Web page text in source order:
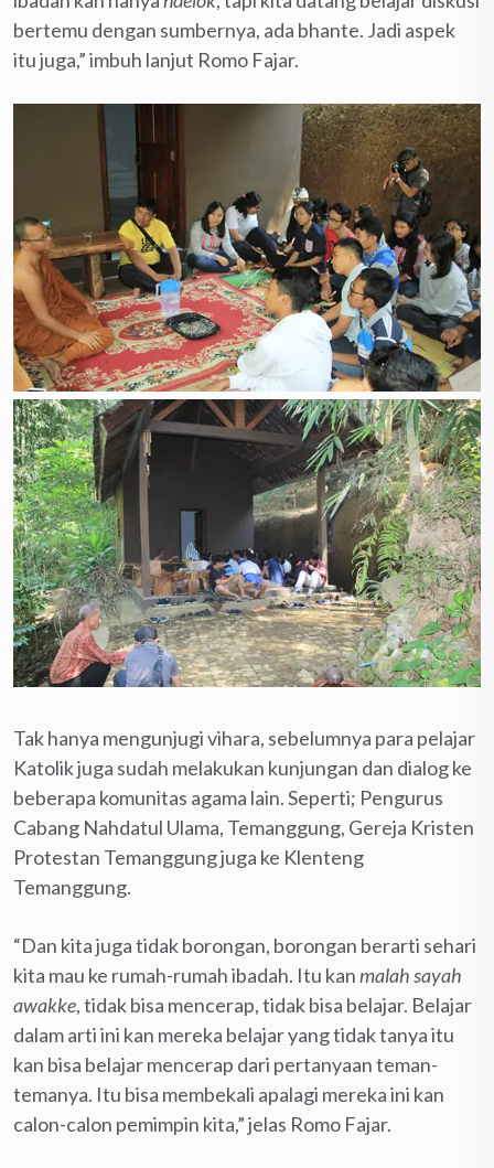
bertemu dengan sumbernya, ada bhante. Jadi aspek
itu juga,” imbuh lanjut Romo Fajar.
Tak hanya mengunjugi vihara, sebelumnya para pelajar
Katolik juga sudah melakukan kunjungan dan dialog ke
beberapa komunitas agama lain. Seperti; Pengurus
Cabang Nahdatul Ulama, Temanggung, Gereja Kristen
Protestan Temanggung juga ke Klenteng
Temanggung.
“Dan kita juga tidak borongan, borongan berarti sehari
kita mau ke rumah-rumah ibadah. Itu kanmalah sayah
awakke, tidak bisa mencerap, tidak bisa belajar. Belajar
dalam arti ini kan mereka belajar yang tidak tanya itu
kan bisa belajar mencerap dari pertanyaan teman-
temanya. Itu bisa membekali apalagi mereka ini kan
calon-calon pemimpin kita,” jelas Romo Fajar.